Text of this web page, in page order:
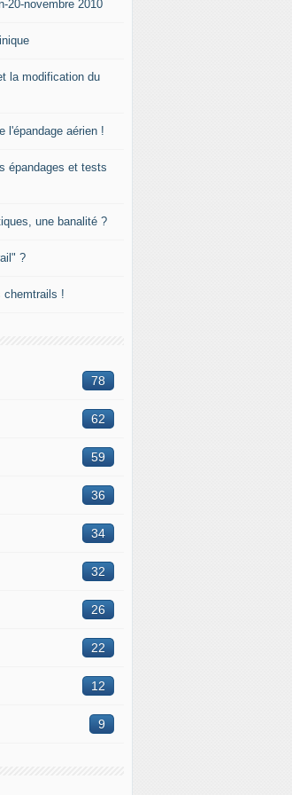
20-novembre 2010
la modification du
l'épandage aérien !
épandages et tests
une banalité ?
?
chemtrails !
78
62
59
36
34
32
26
22
12
9